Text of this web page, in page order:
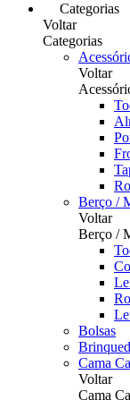
Categorias
Voltar
Categorias
Voltar
Berço /
Voltar
Berço /
Bolsas
Cama
Voltar
Cama